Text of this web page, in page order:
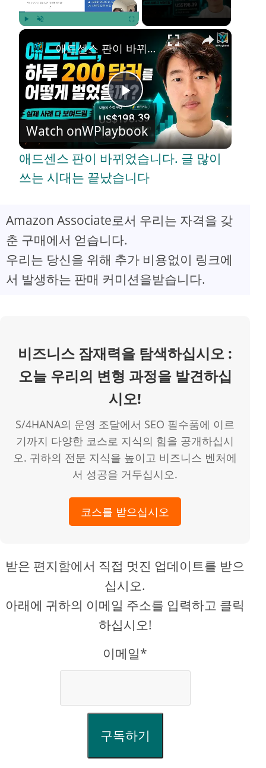
×
P
l
a
y
V
i
e
o
애드센스 판이 바뀌었습니다. 글 많이 쓰는 시대는 끝났습니다
Watch onWPlaybook
애드센스 판이 바뀌었습니다. 글 많이
쓰는 시대는 끝났습니다
Amazon Associate로서 우리는 자격을 갖
춘 구매에서 얻습니다.
우리는 당신을 위해 추가 비용없이 링크에
서 발생하는 판매 커미션을받습니다.
비즈니스 잠재력을 탐색하십시오 :
오늘 우리의 변형 과정을 발견하십
시오!
S/4HANA의 운영 조달에서 SEO 필수품에 이르
기까지 다양한 코스로 지식의 힘을 공개하십시
오. 귀하의 전문 지식을 높이고 비즈니스 벤처에
서 성공을 거두십시오.
코스를 받으십시오
받은 편지함에서 직접 멋진 업데이트를 받으
십시오.
아래에 귀하의 이메일 주소를 입력하고 클릭
하십시오!
이메일*
구독하기